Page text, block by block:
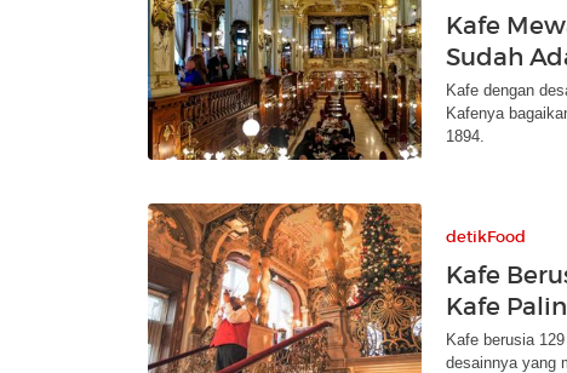
Kafe
Sudah
Kafe dengan
Kafenya
1894.
detikFood
Kafe
Kafe
Kafe berusia
desainnya yang